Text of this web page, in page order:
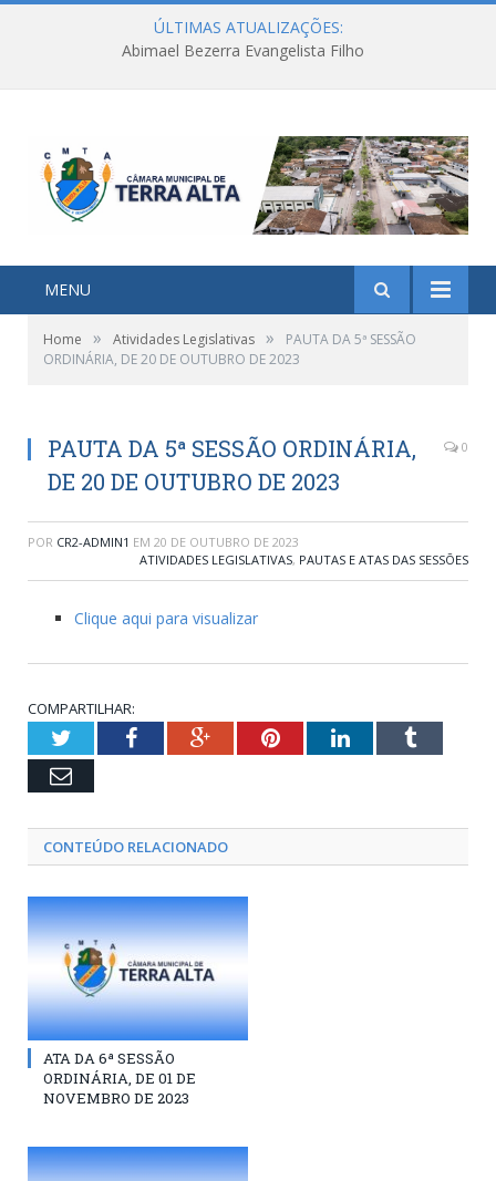
ÚLTIMAS ATUALIZAÇÕES:
Abimael Bezerra Evangelista Filho
MENU
Home » Atividades Legislativas »
PAUTA DA 5ª SESSÃO
ORDINÁRIA, DE 20 DE OUTUBRO DE 2023
PAUTA DA 5ª SESSÃO ORDINÁRIA,
DE 20 DE OUTUBRO DE 2023
0
POR CR2-ADMIN1 EM 20 DE OUTUBRO DE 2023
ATIVIDADES LEGISLATIVAS, PAUTAS E ATAS DAS SESSÕES
Clique aqui para visualizar
COMPARTILHAR:
TwitterFacebookGoogle+PinterestLinkedInTumblr
Email
CONTEÚDO RELACIONADO
ATA DA 6ª SESSÃO
ORDINÁRIA, DE 01 DE
NOVEMBRO DE 2023